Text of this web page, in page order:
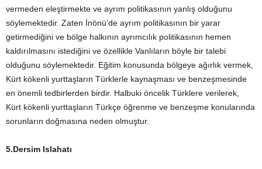
vermeden eleştirmekte ve ayrım politikasının yanlış olduğunu
söylemektedir. Zaten İnönü’de ayrım politikasının bir yarar
getirmediğini ve bölge halkının ayrımcılık politikasının hemen
kaldırılmasını istediğini ve özellikle Vanlıların böyle bir talebi
olduğunu söylemektedir. Eğitim konusunda bölgeye ağırlık vermek,
Kürt kökenli yurttaşların Türklerle kaynaşması ve benzeşmesinde
en önemli tedbirlerden birdir. Halbuki öncelik Türklere verilerek,
Kürt kökenli yurttaşların Türkçe öğrenme ve benzeşme konularında
sorunların doğmasına neden olmuştur.
5.Dersim Islahatı